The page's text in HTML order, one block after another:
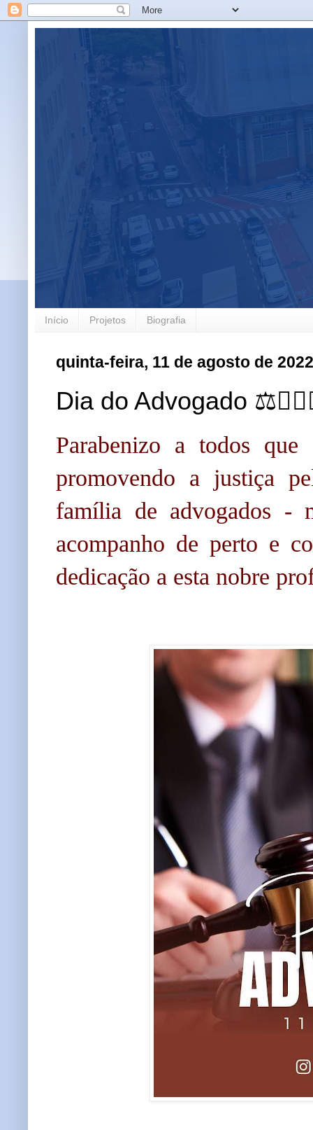
Início Projetos Biografia
quinta-feira, 11 de agosto de 2022
Dia do Advogado
Parabenizo a todos que
promovendo a justiça
família de advogados -
acompanho de perto e
dedicação a esta nobre